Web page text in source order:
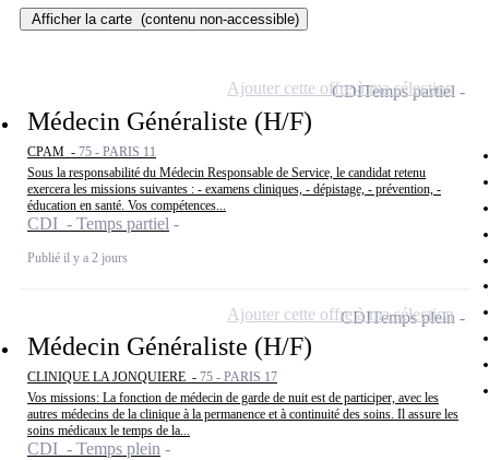
Afficher la carte (contenu non-accessible)
Médecin Généraliste (H/F)
CPAM - 75 - PARIS 11
Sous la responsabilité du Médecin Responsable de Service, le candidat retenu
exercera les missions suivantes : - examens cliniques, - dépistage, - prévention, -
éducation en santé. Vos compétences...
CDI - Temps partiel
Publié il y a 2 jours
CDITemps partiel
Ajouter cette offre à ma sélection
Médecin Généraliste (H/F)
CLINIQUE LA JONQUIERE - 75 - PARIS 17
Vos missions: La fonction de médecin de garde de nuit est de participer, avec les
autres médecins de la clinique à la permanence et à continuité des soins. Il assure les
soins médicaux le temps de la...
CDI - Temps plein
CDITemps plein
Ajouter cette offre à ma sélection